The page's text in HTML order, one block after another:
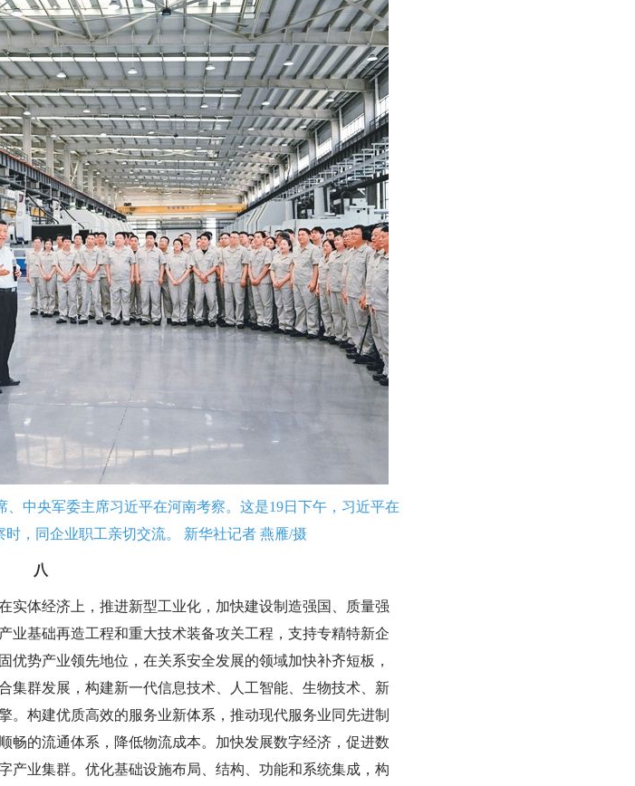
、中央军委主席习近平在河南考察。这是19日下午，习近平在
，同企业职工亲切交流。 新华社记者 燕雁/摄
八
实体经济上，推进新型工业化，加快建设制造强国、质量强
业基础再造工程和重大技术装备攻关工程，支持专精特新企
势产业领先地位，在关系安全发展的领域加快补齐短板，
集群发展，构建新一代信息技术、人工智能、生物技术、新
构建优质高效的服务业新体系，推动现代服务业同先进制
畅的流通体系，降低物流成本。加快发展数字经济，促进数
产业集群。优化基础设施布局、结构、功能和系统集成，构